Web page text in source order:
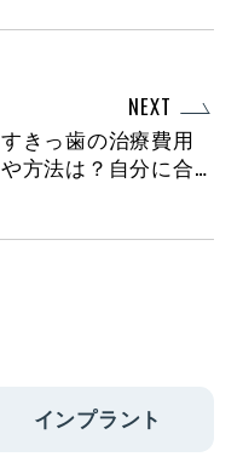
NEXT
すきっ歯の治療費用
や方法は？自分に合
インプラント